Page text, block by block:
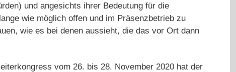
und angesichts ihrer Bedeutung für die
wie möglich offen und im Präsenzbetrieb zu
wie es bei denen aussieht, die das vor Ort dann
vom 26. bis 28. November 2020 hat der